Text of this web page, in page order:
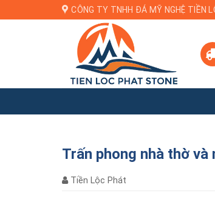
to
CÔNG TY TNHH ĐÁ MỸ NGHỆ TIỀN
Trấn phong nhà thờ
Tiền Lộc Phát